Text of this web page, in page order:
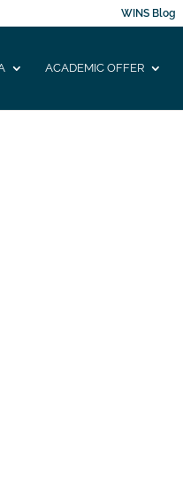
WINS Blog
ACADEMIC OFFER